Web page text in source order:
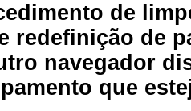
de
redefinição de
navegador
que